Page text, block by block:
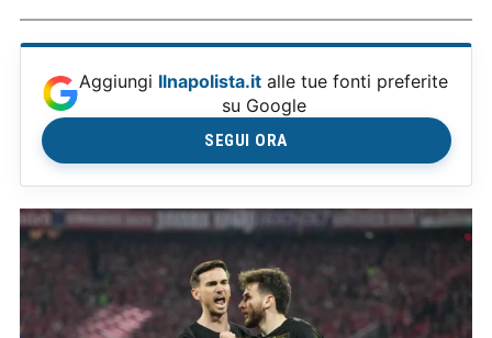
Aggiungi Ilnapolista.it alle tue fonti preferite
su Google
SEGUI ORA